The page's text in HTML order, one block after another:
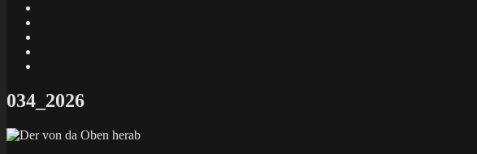
X
034_2026